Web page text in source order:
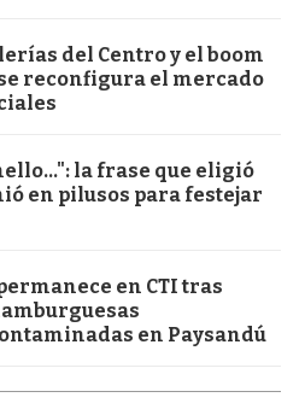
del Centro y el boom
reconfigura el mercado
la frase que eligió
en pilusos para festejar
en CTI tras
en Paysandú